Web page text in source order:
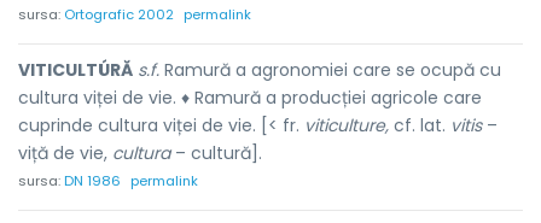
sursa: Ortografic 2002 permalink
VITICULTÚRĂ s.f. Ramură a agronomiei care se ocupă cu
cultura viței de vie. ♦ Ramură a producției agricole care
cuprinde cultura viței de vie. [< fr. viticulture, cf. lat. vitis–
viță de vie, cultura– cultură].
sursa:DN 1986 permalink